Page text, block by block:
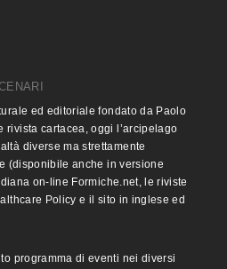
ed editoriale fondato da Paolo
rivista cartacea, oggi l’arcipelago
diverse ma strettamente
(disponibile anche in versione
on-line Formiche.net, le riviste
Policy e il sito in inglese ed
programma di eventi nei diversi